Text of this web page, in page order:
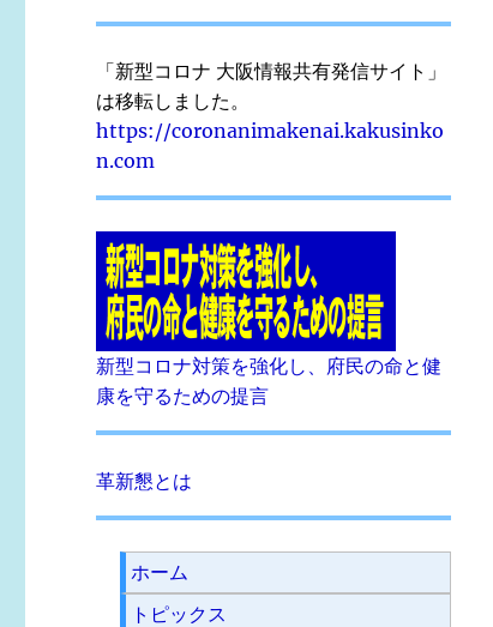
「新型コロナ 大阪情報共有発信サイト」
は移転しました。
https://coronanimakenai.kakusinko
n.com
新型コロナ対策を強化し、府民の命と健
康を守るための提言
革新懇とは
ホーム
トピックス